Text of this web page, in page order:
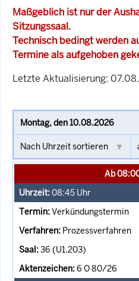
Maßgeblich ist nur der
Sitzungssaal.
Technisch bedingt werden
Termine als aufgehoben
Letzte Aktualisierung:
Ab
08:45 Uhr
Verkündungstermin
Prozessverfahren
36 (U1.203)
6 O 80/26